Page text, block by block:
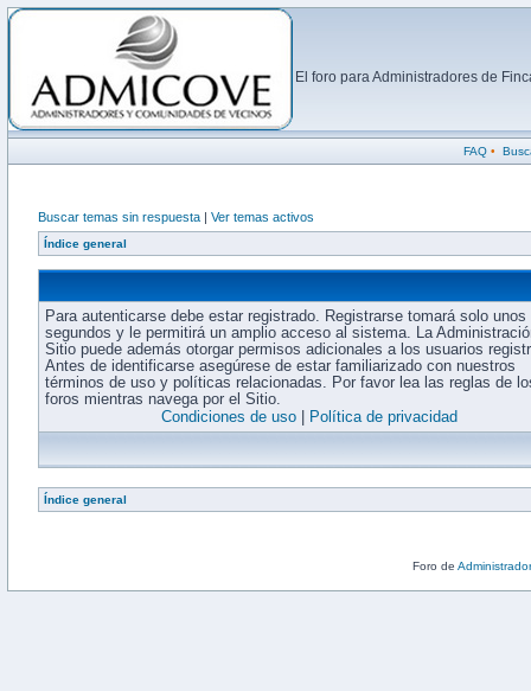
El foro para Administradores de
FAQ•
Buscar temas sin respuesta | Ver temas activos
Índice general
Para autenticarse debe estar registrado. Registrarse tomará solo unos
segundos y le permitirá un amplio acceso al sistema. La
Sitio puede además otorgar permisos adicionales a los usuarios
Antes de identificarse asegúrese de estar familiarizado con nuestros
términos de uso y políticas relacionadas. Por favor lea las reglas de
foros mientras navega por el Sitio.
Condiciones de uso
Política de privacidad
Índice general
Foro de